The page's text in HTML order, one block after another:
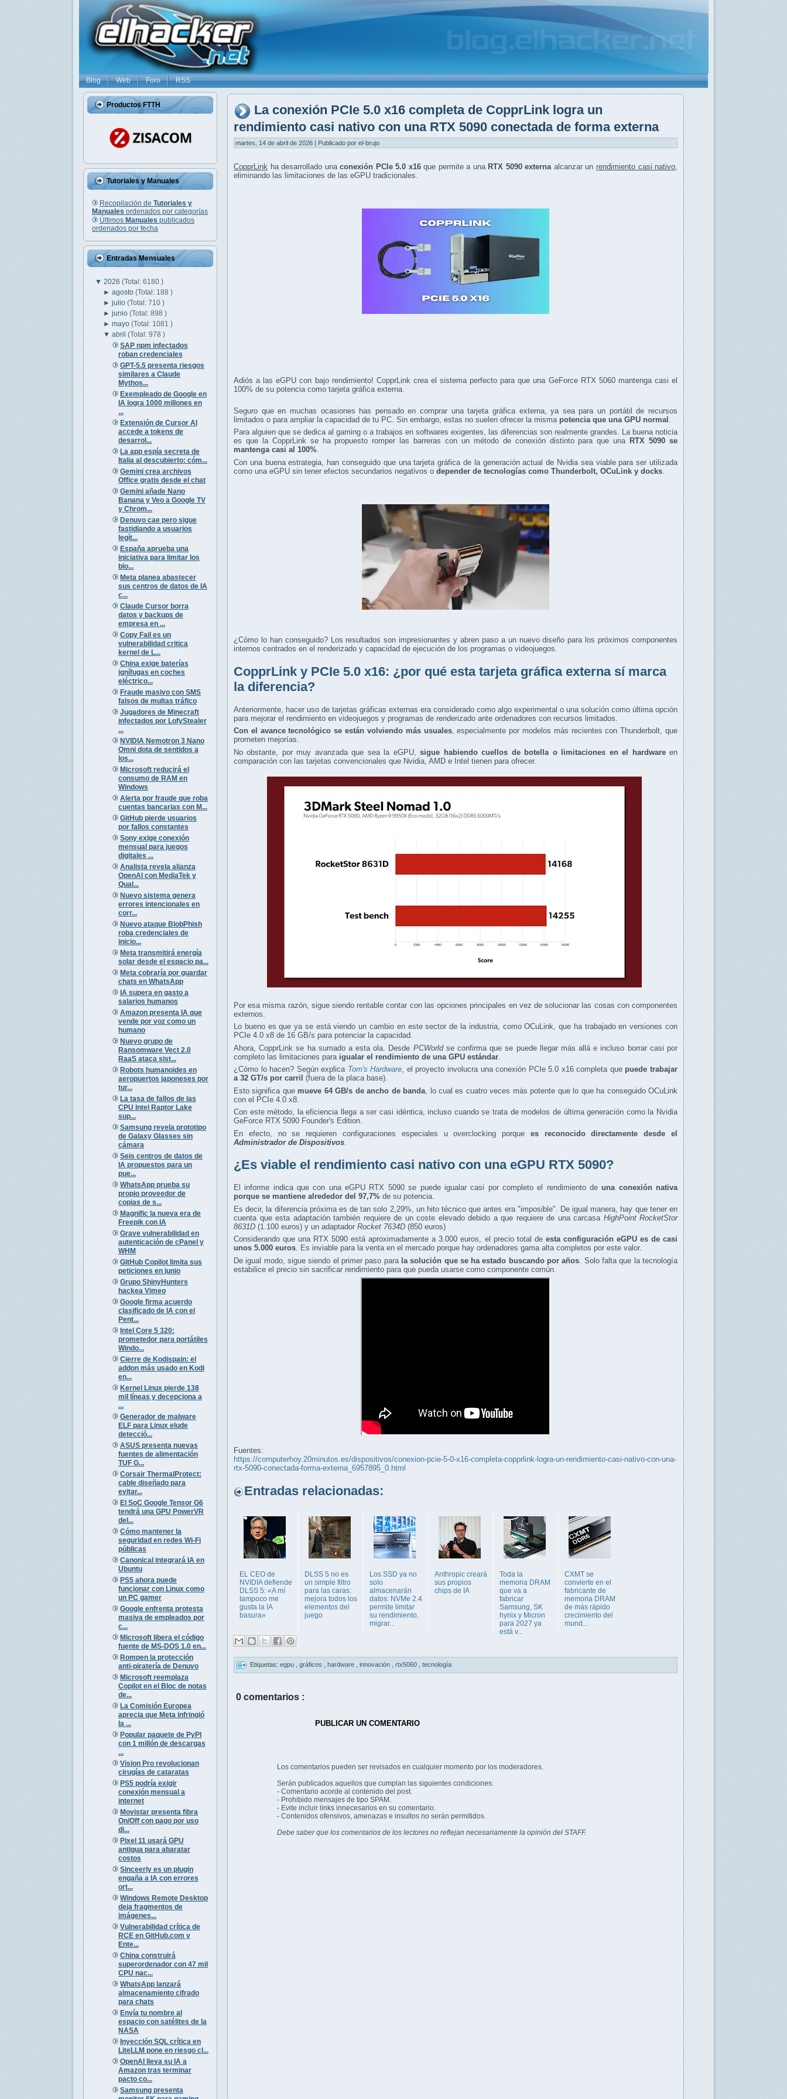
Blog Web Foro RSS
Productos FTTH
Tutoriales y Manuales
Recopilación de Tutoriales y
Manuales ordenados por categorías
Últimos Manuales publicados
ordenados por fecha
Entradas Mensuales
▼ 2026 (Total: 6180 )
►agosto(Total: 188 )
►julio(Total: 710 )
►junio(Total: 898 )
►mayo(Total: 1081 )
▼abril(Total: 978 )
SAP npm infectados
roban credenciales
GPT-5.5 presenta riesgos
similares a Claude
Mythos...
Exempleado de Google en
IA logra 1000 millones en
...
Extensión de Cursor AI
accede a tokens de
desarrol...
La app espía secreta de
Italia al descubierto: cóm...
Gemini crea archivos
Office gratis desde el chat
Gemini añade Nano
Banana y Veo a Google TV
y Chrom...
Denuvo cae pero sigue
fastidiando a usuarios
legít...
España aprueba una
iniciativa para limitar los
blo...
Meta planea abastecer
sus centros de datos de IA
c...
Claude Cursor borra
datos y backups de
empresa en ...
Copy Fail es un
vulnerabilidad critica
kernel de L...
China exige baterías
ignífugas en coches
eléctrico...
Fraude masivo con SMS
falsos de multas tráfico
Jugadores de Minecraft
infectados por LofyStealer
...
NVIDIA Nemotron 3 Nano
Omni dota de sentidos a
los...
Microsoft reducirá el
consumo de RAM en
Windows
Alerta por fraude que roba
cuentas bancarias con M...
GitHub pierde usuarios
por fallos constantes
Sony exige conexión
mensual para juegos
digitales ...
Analista revela alianza
OpenAI con MediaTek y
Qual...
Nuevo sistema genera
errores intencionales en
corr...
Nuevo ataque BlobPhish
roba credenciales de
inicio...
Meta transmitirá energía
solar desde el espacio pa...
Meta cobraría por guardar
chats en WhatsApp
IA supera en gasto a
salarios humanos
Amazon presenta IA que
vende por voz como un
humano
Nuevo grupo de
Ransomware Vect 2.0
RaaS ataca sist...
Robots humanoides en
aeropuertos japoneses por
tur...
La tasa de fallos de las
CPU Intel Raptor Lake
sup...
Samsung revela prototipo
de Galaxy Glasses sin
cámara
Seis centros de datos de
IA propuestos para un
pue...
WhatsApp prueba su
propio proveedor de
copias de s...
Magnific la nueva era de
Freepik con IA
Grave vulnerabilidad en
autenticación de cPanel y
WHM
GitHub Copilot limita sus
peticiones en junio
Grupo ShinyHunters
hackea Vimeo
Google firma acuerdo
clasificado de IA con el
Pent...
Intel Core 5 320:
prometedor para portátiles
Windo...
Cierre de Kodispain: el
addon más usado en Kodi
en...
Kernel Linux pierde 138
mil líneas y decepciona a
...
Generador de malware
ELF para Linux elude
detecció...
ASUS presenta nuevas
fuentes de alimentación
TUF G...
Corsair ThermalProtect:
cable diseñado para
evitar...
El SoC Google Tensor G6
tendrá una GPU PowerVR
del...
Cómo mantener la
seguridad en redes Wi-Fi
públicas
Canonical integrará IA en
Ubuntu
PS5 ahora puede
funcionar con Linux como
un PC gamer
Google enfrenta protesta
masiva de empleados por
c...
Microsoft libera el código
fuente de MS-DOS 1.0 en...
Rompen la protección
anti-piratería de Denuvo
Microsoft reemplaza
Copilot en el Bloc de notas
de...
La Comisión Europea
aprecia que Meta infringió
la ...
Popular paquete de PyPI
con 1 millón de descargas
...
Vision Pro revolucionan
cirugías de cataratas
PS5 podría exigir
conexión mensual a
internet
Movistar presenta fibra
On/Off con pago por uso
di...
Pixel 11 usará GPU
antigua para abaratar
costos
Sinceerly es un plugin
engaña a IA con errores
ort...
Windows Remote Desktop
deja fragmentos de
imágenes...
Vulnerabilidad crítica de
RCE en GitHub.com y
Ente...
China construirá
superordenador con 47 mil
CPU nac...
WhatsApp lanzará
almacenamiento cifrado
para chats
Envía tu nombre al
espacio con satélites de la
NASA
Inyección SQL crítica en
LiteLLM pone en riesgo cl...
OpenAI lleva su IA a
Amazon tras terminar
pacto co...
Samsung presenta
La conexión PCIe 5.0 x16 completa de CopprLink logra un
rendimiento casi nativo con una RTX 5090 conectada de forma externa
martes, 14 de abril de 2026 | Publicado por el-brujo
CopprLink ha desarrollado unaconexión PCIe 5.0 x16que permite a una RTX 5090 externa alcanzar un rendimiento casi nativo
eliminando las limitaciones de las eGPU tradicionales.
Adiós a las eGPU con bajo rendimiento! CopprLink crea el sistema perfecto para que una GeForce RTX 5060 mantenga casi el
100% de su potencia como tarjeta gráfica externa.
Seguro que en muchas ocasiones has pensado en comprar una tarjeta gráfica externa, ya sea para un portátil de recursos
limitados o para ampliar la capacidad de tu PC. Sin embargo, estas no suelen ofrecer la misma potencia que una GPU normal
Para alguien que se dedica al gaming o a trabajos en softwares exigentes, las diferencias son realmente grandes. La buena noticia
es que la CopprLink se ha propuesto romper las barreras con un método de conexión distinto para que una RTX 5090 se
mantenga casi al 100%.
Con una buena estrategia, han conseguido que una tarjeta gráfica de la generación actual de Nvidia sea viable para ser utilizada
como una eGPU sin tener efectos secundarios negativos o depender de tecnologías como Thunderbolt, OCuLink y docks
¿Cómo lo han conseguido? Los resultados son impresionantes y abren paso a un nuevo diseño para los próximos componentes
internos centrados en el renderizado y capacidad de ejecución de los programas o videojuegos.
CopprLink y PCIe 5.0 x16: ¿por qué esta tarjeta gráfica externa sí marca
la diferencia?
Anteriormente, hacer uso de tarjetas gráficas externas era considerado como algo experimental o una solución como última opción
para mejorar el rendimiento en videojuegos y programas de renderizado ante ordenadores con recursos limitados.
Con el avance tecnológico se están volviendo más usuales, especialmente por modelos más recientes con Thunderbolt, que
prometen mejorías.
No obstante, por muy avanzada que sea la eGPU,sigue habiendo cuellos de botella o limitaciones en el hardwareen
comparación con las tarjetas convencionales que Nvidia, AMD e Intel tienen para ofrecer.
Por esa misma razón, sigue siendo rentable contar con las opciones principales en vez de solucionar las cosas con componentes
externos.
Lo bueno es que ya se está viendo un cambio en este sector de la industria, como OCuLink, que ha trabajado en versiones con
PCIe 4.0 x8 de 16 GB/s para potenciar la capacidad.
Ahora, CopprLink se ha sumado a esta ola. Desde PCWorld se confirma que se puede llegar más allá e incluso borrar casi por
completo las limitaciones para igualar el rendimiento de una GPU estándar
¿Cómo lo hacen? Según explica Tom's Hardware, el proyecto involucra una conexión PCIe 5.0 x16 completa que puede trabajar
a 32 GT/s por carril (fuera de la placa base).
Esto significa que mueve 64 GB/s de ancho de banda , lo cual es cuatro veces más potente que lo que ha conseguido OCuLink
con el PCIe 4.0 x8.
Con este método, la eficiencia llega a ser casi idéntica, incluso cuando se trata de modelos de última generación como la Nvidia
GeForce RTX 5090 Founder's Edition.
En efecto, no se requieren configuraciones especiales u overclocking porque es reconocido directamente desde el
Administrador de Dispositivos
¿Es viable el rendimiento casi nativo con una eGPU RTX 5090?
El informe indica que con una eGPU RTX 5090 se puede igualar casi por completo el rendimiento deuna conexión nativa
porque se mantiene alrededor del 97,7% de su potencia.
Es decir, la diferencia próxima es de tan solo 2,29%, un hito técnico que antes era "imposible". De igual manera, hay que tener en
cuenta que esta adaptación también requiere de un coste elevado debido a que requiere de una carcasa HighPoint RocketStor
8631D (1.100 euros) y un adaptador Rocket 7634D (850 euros)
Considerando que una RTX 5090 está aproximadamente a 3.000 euros, el precio total de esta configuración eGPU es de casi
unos 5.000 euros. Es inviable para la venta en el mercado porque hay ordenadores gama alta completos por este valor.
De igual modo, sigue siendo el primer paso parala solución que se ha estado buscando por años . Solo falta que la tecnología
estabilice el precio sin sacrificar rendimiento para que pueda usarse como componente común.
Fuentes:
https://computerhoy.20minutos.es/dispositivos/conexion-pcie-5-0-x16-completa-copprlink-logra-un-rendimiento-casi-nativo-con-una-
rtx-5090-conectada-forma-externa_6957895_0.html
Entradas relacionadas:
EL CEO de
NVIDIA defiende
DLSS 5: «A mí
tampoco me
gusta la IA
basura»
DLSS 5 no es
un simple filtro
para las caras:
mejora todos los
elementos del
juego
Los SSD ya no
solo
almacenarán
datos: NVMe 2.4
permite limitar
su rendimiento,
migrar...
Anthropic creará
sus propios
chips de IA
Toda la
memoria DRAM
que va a
fabricar
Samsung, SK
hynix y Micron
para 2027 ya
está v...
CXMT se
convierte en el
fabricante de
memoria DRAM
de más rápido
crecimiento del
mund...
Etiquetas: egpu gráficos hardware innovación rtx5060 tecnología
0 comentarios :
PUBLICAR UN COMENTARIO
Los comentarios pueden ser revisados en cualquier momento por los moderadores.
Serán publicados aquellos que cumplan las siguientes condiciones:
- Comentario acorde al contenido del post.
- Prohibido mensajes de tipo SPAM.
- Evite incluir links innecesarios en su comentario.
- Contenidos ofensivos, amenazas e insultos no serán permitidos.
Debe saber que los comentarios de los lectores no reflejan necesariamente la opinión del STAFF.